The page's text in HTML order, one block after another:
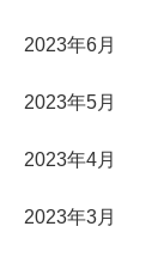
2023年6月
2023年5月
2023年4月
2023年3月